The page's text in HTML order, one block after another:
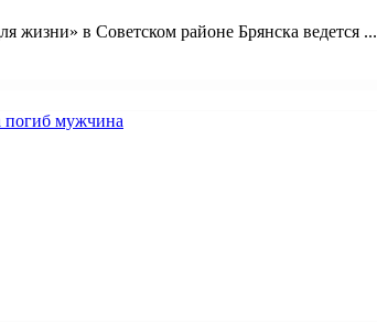
жизни» в Советском районе Брянска ведется ...